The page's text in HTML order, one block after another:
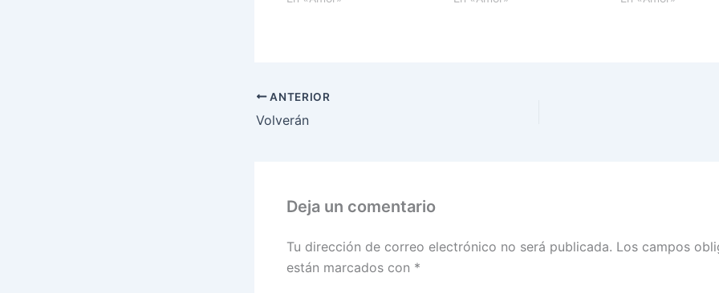
ANTERIOR
Volverán
Deja un comentario
Tu dirección de correo electrónico no será publicada. Los campos
están marcados con *